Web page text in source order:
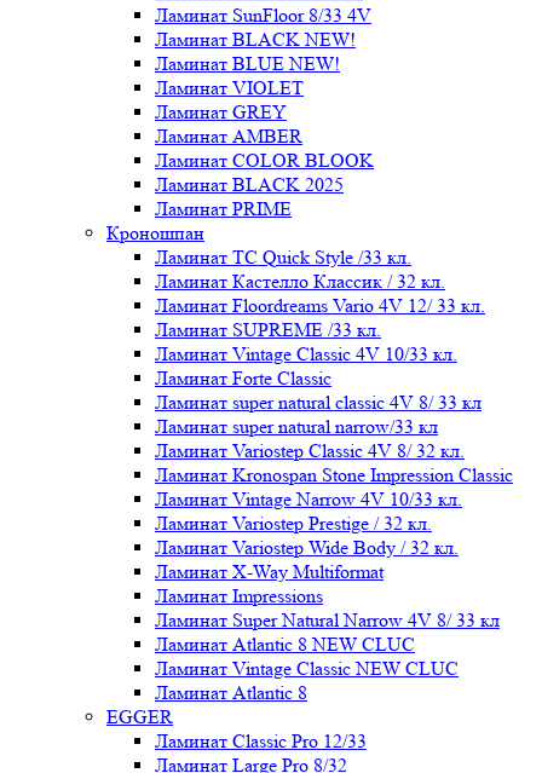
Ламинат SunFloor 8/33 4V
Ламинат BLACK NEW!
Ламинат BLUE NEW!
Ламинат VIOLET
Ламинат GREY
Ламинат AMBER
Ламинат COLOR BLOOK
Ламинат BLACK 2025
Ламинат PRIME
Кроношпан
Ламинат ТС Quick Style /33 кл.
Ламинат Кастелло Классик / 32 кл.
Ламинат Floordreams Vario 4V 12/ 33 кл.
Ламинат SUPREME /33 кл.
Ламинат Vintage Classic 4V 10/33 кл.
Ламинат Forte Classic
Ламинат super natural classic 4V 8/ 33 кл
Ламинат super natural narrow/33 кл
Ламинат Variostep Classic 4V 8/ 32 кл.
Ламинат Kronospan Stone Impression Classic
Ламинат Vintage Narrow 4V 10/33 кл.
Ламинат Variostep Prestige / 32 кл.
Ламинат Variostep Wide Body / 32 кл.
Ламинат X-Way Multiformat
Ламинат Impressions
Ламинат Super Natural Narrow 4V 8/ 33 кл
Ламинат Atlantic 8 NEW CLUC
Ламинат Vintage Classic NEW CLUC
Ламинат Atlantic 8
EGGER
Ламинат Classic Pro 12/33
Ламинат Large Pro 8/32